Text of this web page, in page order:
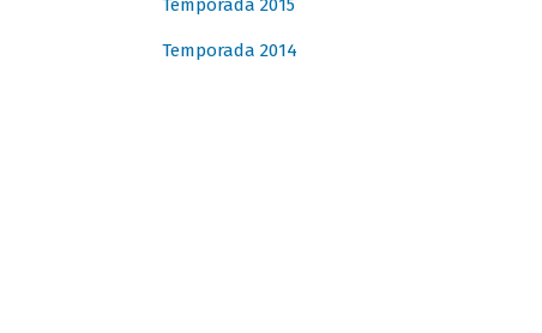
Temporada 2015
Temporada 2014